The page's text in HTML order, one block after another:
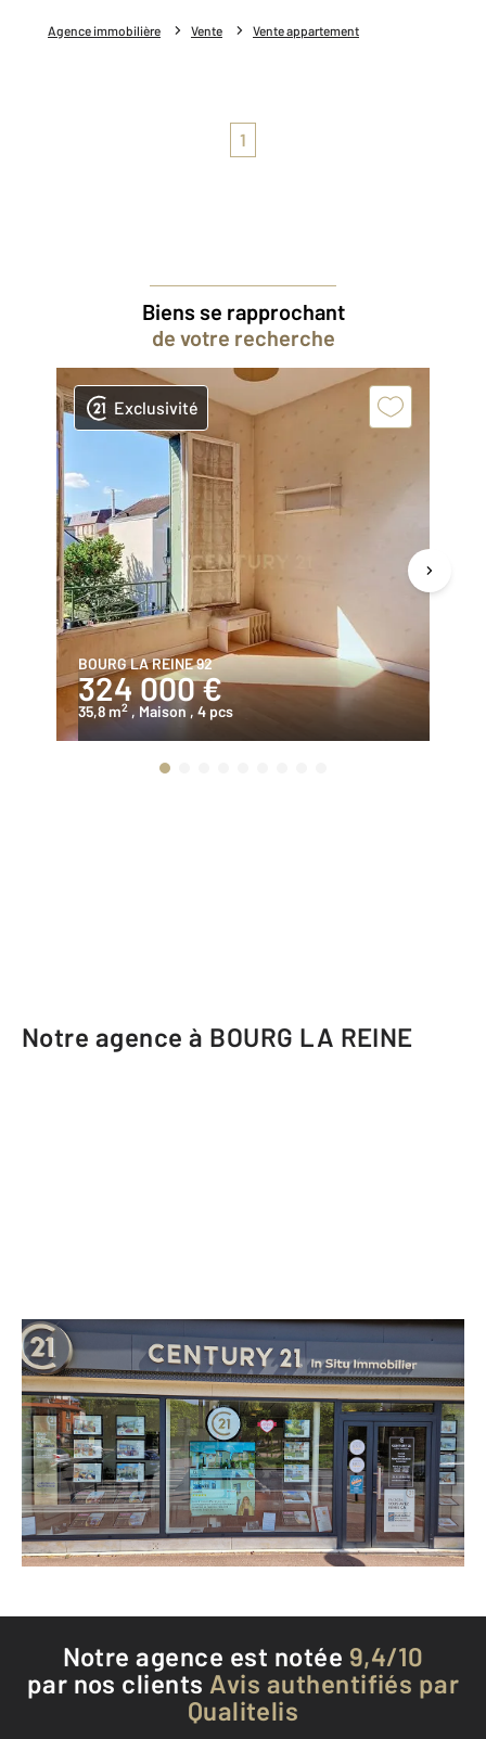
Agence immobilière Vente Vente appartement
1
Biens se rapprochant
de votre recherche
Exclusivité
BOURG LA REINE 92
324 000 €
35,8 m2 , Maison , 4 pcs
Notre agence à BOURG LA REINE
CENTURY 21 In Situ Immobilier
141 Avenue du Général Leclerc
BOURG LA REINE - 92340
Envoyer un message
Téléphoner à l'agence
Notre agence est notée 9,4/10
par nos clients Avis authentifiés par
Qualitelis